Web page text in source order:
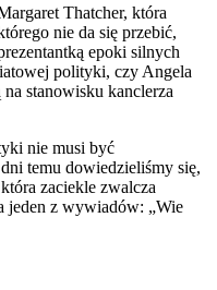
Thatcher, która
nie da się przebić,
epoki silnych
polityki, czy Angela
stanowisku kanclerza
nie musi być
temu dowiedzieliśmy się,
zaciekle zwalcza
jeden z wywiadów: „Wie